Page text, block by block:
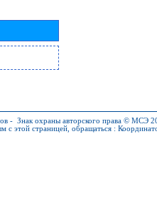
- Знак охраны авторского права © МСЭ
с этой страницей, обращаться :